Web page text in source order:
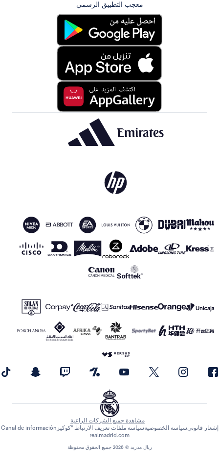
معجب التطبيق الرسمي
ريال مدريد © 2026 جميع الحقوق محفوظة
مشاهدة جميع الشركات الراعية
قانونيسياسة الخصوصيةسياسة ملفات تعريف الارتباط "كوكيزCanal de información
realmadrid.com